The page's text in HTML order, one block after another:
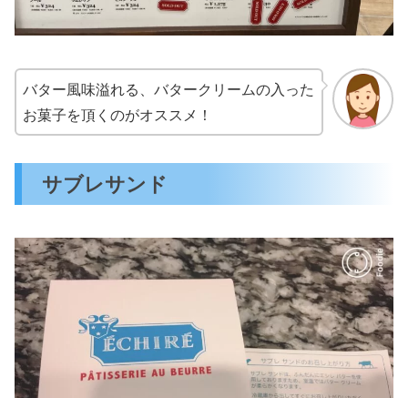
バター風味溢れる、バタークリームの入った
お菓子を頂くのがオススメ！
サブレサンド